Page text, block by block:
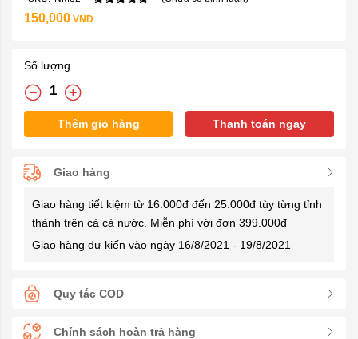
150,000 VND
Số lượng
Thêm giỏ hàng Thanh toán ngay
Giao hàng
Giao hàng tiết kiệm từ 16.000đ đến 25.000đ tùy từng tỉnh
thành trên cả cả nước. Miễn phí với đơn 399.000đ
Giao hàng dự kiến vào ngày 16/8/2021 - 19/8/2021
Quy tắc COD
Chính sách hoàn trả hàng